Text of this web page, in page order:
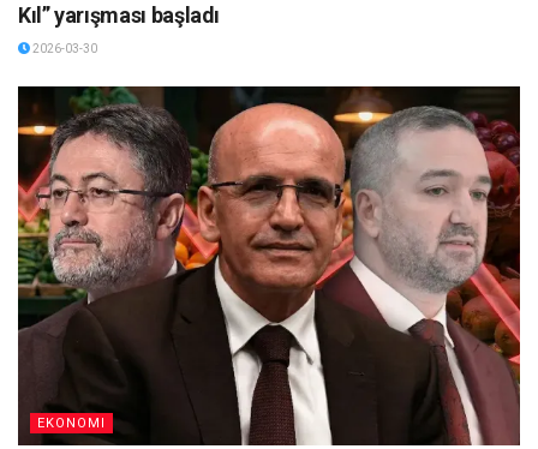
Kıl” yarışması başladı
2026-03-30
EKONOMI